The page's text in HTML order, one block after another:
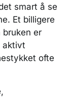
smart å se
Et billigere
er
aktivt
ofte